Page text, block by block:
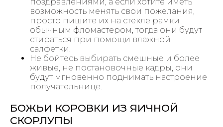
возможность менять свои пожелания,
просто пишите их на стекле рамки
обычным фломастером, тогда они будут
стираться при помощи влажной
салфетки.
Не бойтесь выбирать смешные и более
живые, не постановочные кадры, они
будут мгновенно поднимать настроение
получательнице.
БОЖЬИ КОРОВКИ ИЗ ЯИЧНОЙ
СКОРЛУПЫ